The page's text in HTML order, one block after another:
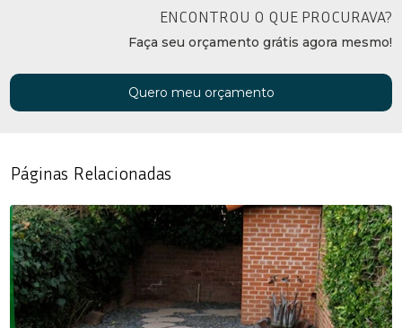
ENCONTROU O QUE PROCURAVA?
Faça seu orçamento grátis agora mesmo!
Quero meu orçamento
Páginas Relacionadas